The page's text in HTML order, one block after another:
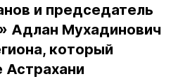
и председатель
Адлан Мухадинович
который